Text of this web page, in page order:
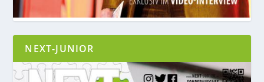
NEXT-JUNIOR